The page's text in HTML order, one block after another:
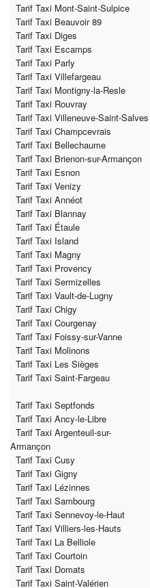
Tarif Taxi Mont-Saint-Sulpice
Tarif Taxi Beauvoir 89
Tarif Taxi Diges
Tarif Taxi Escamps
Tarif Taxi Parly
Tarif Taxi Villefargeau
Tarif Taxi Montigny-la-Resle
Tarif Taxi Rouvray
Tarif Taxi Villeneuve-Saint-Salves
Tarif Taxi Champcevrais
Tarif Taxi Bellechaume
Tarif Taxi Brienon-sur-Armançon
Tarif Taxi Esnon
Tarif Taxi Venizy
Tarif Taxi Annéot
Tarif Taxi Blannay
Tarif Taxi Étaule
Tarif Taxi Island
Tarif Taxi Magny
Tarif Taxi Provency
Tarif Taxi Sermizelles
Tarif Taxi Vault-de-Lugny
Tarif Taxi Chigy
Tarif Taxi Courgenay
Tarif Taxi Foissy-sur-Vanne
Tarif Taxi Molinons
Tarif Taxi Les Sièges
Tarif Taxi Saint-Fargeau
Tarif Taxi Septfonds
Tarif Taxi Ancy-le-Libre
Tarif Taxi Argenteuil-sur-
Armançon
Tarif Taxi Cusy
Tarif Taxi Gigny
Tarif Taxi Lézinnes
Tarif Taxi Sambourg
Tarif Taxi Sennevoy-le-Haut
Tarif Taxi Villiers-les-Hauts
Tarif Taxi La Belliole
Tarif Taxi Courtoin
Tarif Taxi Domats
Tarif Taxi Saint-Valérien